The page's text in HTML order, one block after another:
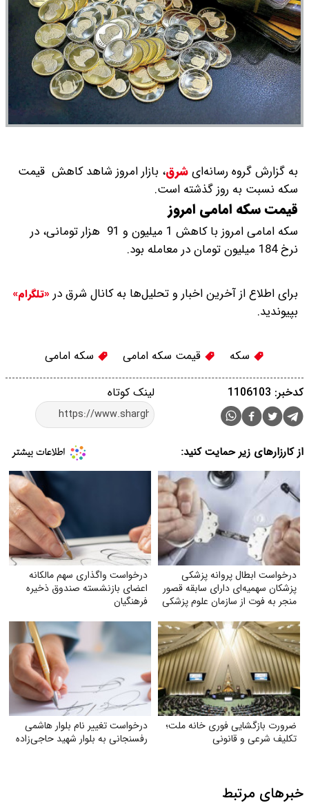
به گزارش گروه رسانه‌ایشرق، بازار امروز شاهد کاهش قیمت
سکه نسبت به روز گذشته است.
قیمت سکه امامی امروز
سکه امامی امروز با کاهش 1 میلیون و 91 هزار تومانی، در
نرخ 184 میلیون تومان در معامله بود.
برای اطلاع از آخرین اخبار و تحلیل‌ها به کانال شرق در «تلگرام»
بپیوندید.
سکه قیمت سکه امامی سکه امامی
لینک کوتاه کدخبر: 1106103
از کارزارهای زیر حمایت کنید:
درخواست ابطال پروانه پزشکی
پزشکان سهمیه‌ای دارای سابقه قصور
منجر به فوت از سازمان علوم پزشکی
درخواست واگذاری سهم مالکانه
اعضای بازنشسته صندوق ذخیره
فرهنگیان
ضرورت بازگشایی فوری خانه ملت؛
تکلیف شرعی و قانونی
درخواست تغییر نام بلوار هاشمی
رفسنجانی به بلوار شهید حاجی‌زاده
خبرهای مرتبط